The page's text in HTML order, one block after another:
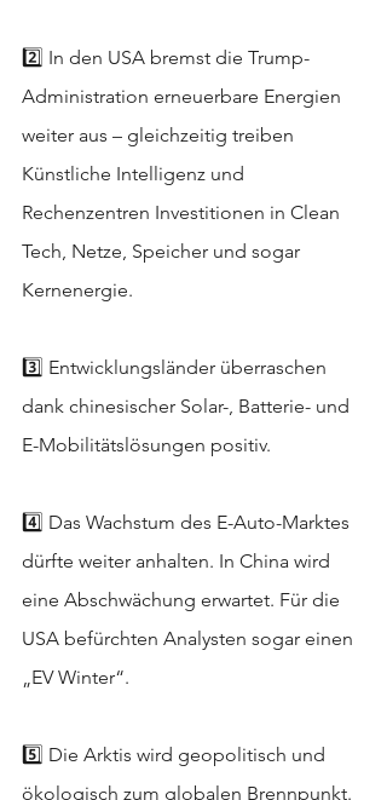
2️⃣ In den USA bremst die Trump-
Administration erneuerbare Energien
weiter aus – gleichzeitig treiben
Künstliche Intelligenz und
Rechenzentren Investitionen in Clean
Tech, Netze, Speicher und sogar
Kernenergie.
3️⃣ Entwicklungsländer überraschen
dank chinesischer Solar-, Batterie- und
E-Mobilitätslösungen positiv.
4️⃣ Das Wachstum des E-Auto-Marktes
dürfte weiter anhalten. In China wird
eine Abschwächung erwartet. Für die
USA befürchten Analysten sogar einen
„EV Winter“.
5️⃣ Die Arktis wird geopolitisch und
ökologisch zum globalen Brennpunkt.